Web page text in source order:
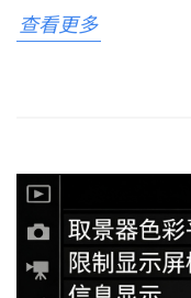
查看更多